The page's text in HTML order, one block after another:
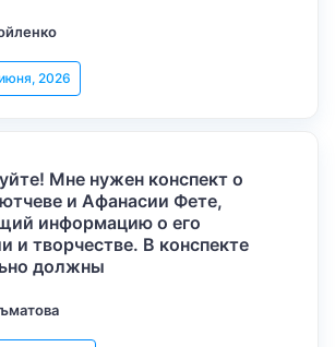
2026
Мне нужен конспект о
и Афанасии Фете,
информацию о его
и творчестве. В конспекте
должны